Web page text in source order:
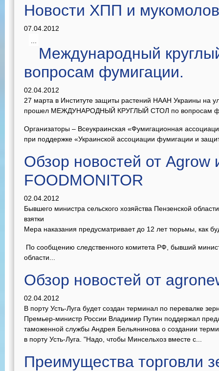
Новости ХПП и
07.04.2012
Международный
вопросам фумигации.
02.04.2012
27 марта в Институте защиты растений НААН Украины на
прошел МЕЖДУНАРОДНЫЙ КРУГЛЫЙ СТОЛ по вопросам
Организаторы – Всеукраинская «Фумигационная
при поддержке «Украинской ассоциации фумигации и
Обзор новостей от Agrow
FOODMONITOR
02.04.2012
Бывшего министра сельского хозяйства Пензенской
взятки
Мера наказания предусматривает до 12 лет тюрьмы, как
По сообщению следственного комитета РФ, бывший
области...
Обзор новостей от
02.04.2012
В порту Усть-Луга будет создан терминал по перевалке
Премьер-министр России Владимир Путин поддержал
таможенной службы Андрея Бельянинова о создании
в порту Усть-Луга. "Надо, чтобы Минсельхоз вместе с...
Преимущества торговли